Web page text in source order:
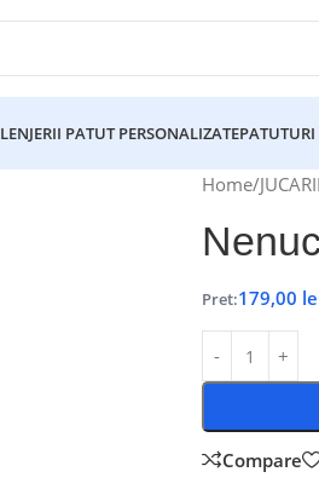
LENJERII PATUT PERSONALIZATE
Home/JUCARII
Pret:179,00
Compare